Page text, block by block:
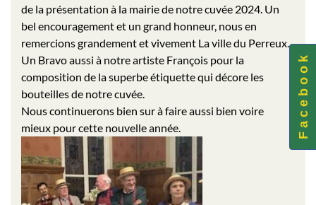
de la présentation à la mairie de notre cuvée 2024. Un
bel encouragement et un grand honneur, nous en
remercions grandement et vivement La ville du Perreux.
Un Bravo aussi à notre artiste François pour la
composition de la superbe étiquette qui décore les
bouteilles de notre cuvée.
Nous continuerons bien sur à faire aussi bien voire
mieux pour cette nouvelle année.
F a c e b o o k